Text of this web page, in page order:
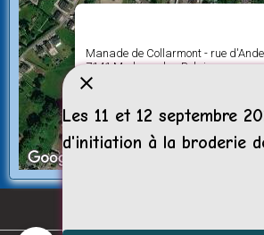
Les 11 et 12 septembre
d'initiation à la broderie
Manade de Collarmont - rue
7141 Morlanwelz - Belgique